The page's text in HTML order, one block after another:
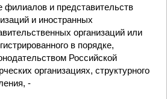
филиалов и представительств
и иностранных
организаций или
в порядке,
Российской
организациях, структурного
-